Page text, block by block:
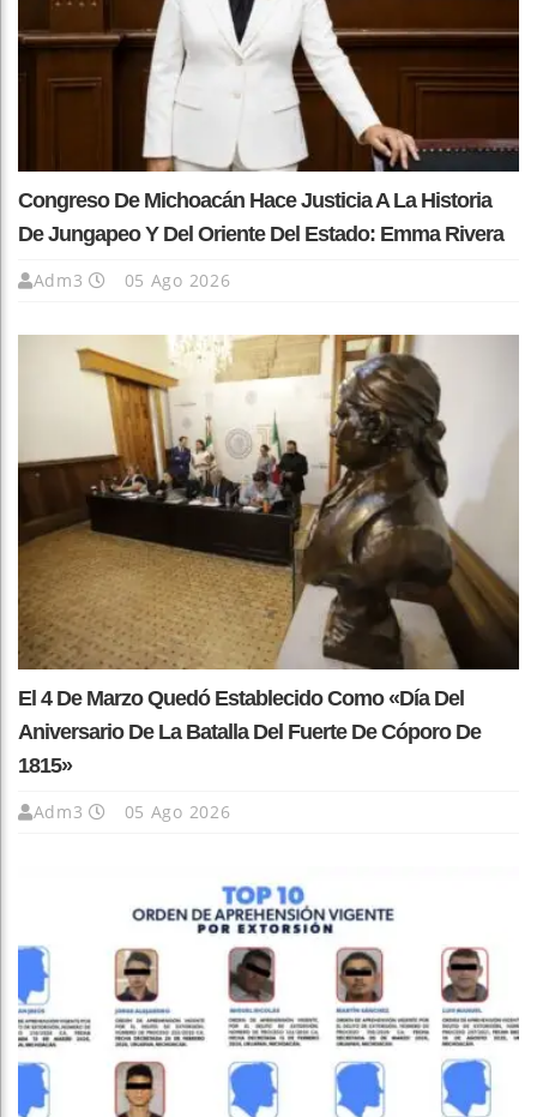
Congreso De Michoacán Hace Justicia A La Historia
De Jungapeo Y Del Oriente Del Estado: Emma Rivera
Adm3 05 Ago 2026
El 4 De Marzo Quedó Establecido Como «Día Del
Aniversario De La Batalla Del Fuerte De Cóporo De
1815»
Adm3 05 Ago 2026